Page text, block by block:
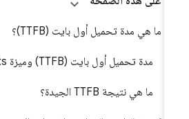
ما هي مدة تحميل أول بايت (TTFB)؟
مدة تحميل أول بايت (TTFB) وميزة Early Hints
ما هي نتيجة TTFB الجيدة؟